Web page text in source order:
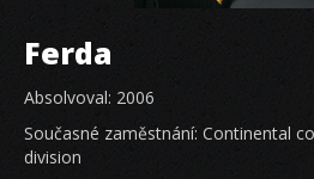
Ferda
Absolvoval: 2006
Současné zaměstnání: Continental
division